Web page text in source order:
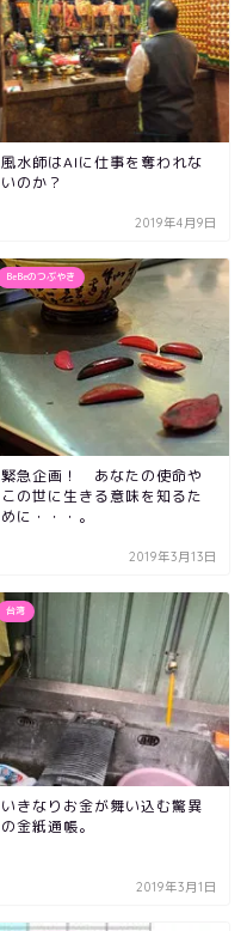
風水師はAIに仕事を奪われな
いのか？
2019年4月9日
BeBeのつぶやき
緊急企画！ あなたの使命や
この世に生きる意味を知るた
めに・・・。
2019年3月13日
台湾
いきなりお金が舞い込む驚異
の金紙通帳。
2019年3月1日